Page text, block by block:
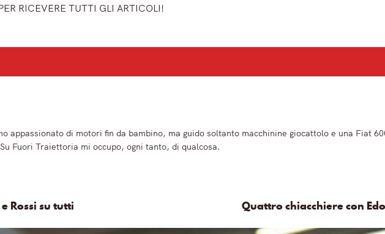
RICEVERE TUTTI GLI ARTICOLI!
appassionato di motori fin da bambino, ma guido soltanto macchinine giocattolo e una Fiat
Fuori Traiettoria mi occupo, ogni tanto, di qualcosa.
Rossi su tutti Quattro chiacchiere con